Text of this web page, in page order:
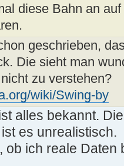
diese Bahn an
geschrieben,
Die sieht man
zu verstehen?
wiki/Swing-by
alles bekannt.
es unrealistisch.
ob ich reale Daten